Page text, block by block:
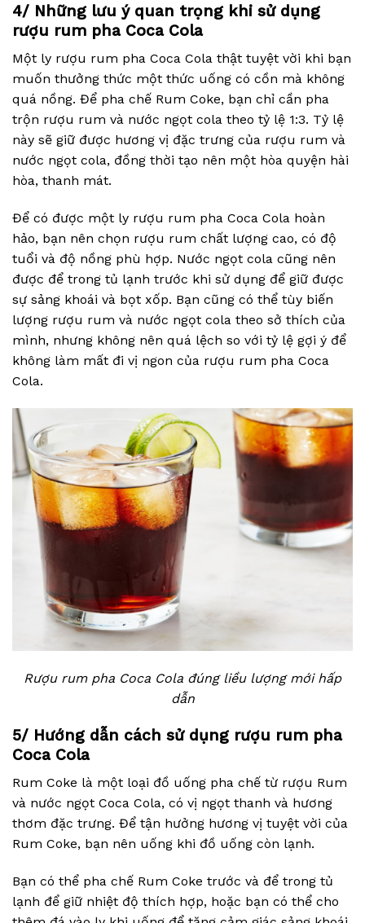
4/ Những lưu ý quan trọng khi sử dụng
rượu rum pha Coca Cola
Một ly rượu rum pha Coca Cola thật tuyệt vời khi bạn
muốn thưởng thức một thức uống có cồn mà không
quá nồng. Để pha chế Rum Coke, bạn chỉ cần pha
trộn rượu rum và nước ngọt cola theo tỷ lệ 1:3. Tỷ lệ
này sẽ giữ được hương vị đặc trưng của rượu rum và
nước ngọt cola, đồng thời tạo nên một hòa quyện hài
hòa, thanh mát.
Để có được một ly rượu rum pha Coca Cola hoàn
hảo, bạn nên chọn rượu rum chất lượng cao, có độ
tuổi và độ nồng phù hợp. Nước ngọt cola cũng nên
được để trong tủ lạnh trước khi sử dụng để giữ được
sự sảng khoái và bọt xốp. Bạn cũng có thể tùy biến
lượng rượu rum và nước ngọt cola theo sở thích của
mình, nhưng không nên quá lệch so với tỷ lệ gợi ý để
không làm mất đi vị ngon của rượu rum pha Coca
Cola.
Rượu rum pha Coca Cola đúng liều lượng mới hấp
dẫn
5/ Hướng dẫn cách sử dụng rượu rum pha
Coca Cola
Rum Coke là một loại đồ uống pha chế từ rượu Rum
và nước ngọt Coca Cola, có vị ngọt thanh và hương
thơm đặc trưng. Để tận hưởng hương vị tuyệt vời của
Rum Coke, bạn nên uống khi đồ uống còn lạnh.
Bạn có thể pha chế Rum Coke trước và để trong tủ
lạnh để giữ nhiệt độ thích hợp, hoặc bạn có thể cho